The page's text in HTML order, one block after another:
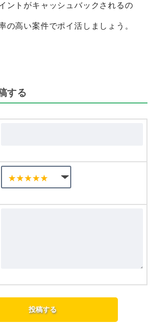
ントがキャッシュバックされるの
の高い案件でポイ活しましょう。
する